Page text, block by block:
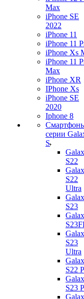
Max
iPhone SE
2022
iPhone 11
iPhone 11
iPhone Xs
iPhone 11
Max
iPhone XR
IPhone Xs
iPhone SE
2020
Iphone 8
серии
S
S22
S22
Ultra
S23
S23
Ultra
S22
S23